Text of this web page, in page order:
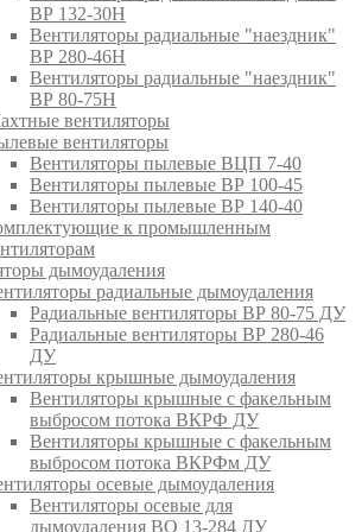
ВР 132-30Н
Вентиляторы радиальные "наездник"
ВР 280-46Н
Вентиляторы радиальные "наездник"
ВР 80-75Н
вентиляторы
вентиляторы
Вентиляторы пылевые ВЦП 7-40
Вентиляторы пылевые ВР 100-45
Вентиляторы пылевые ВР 140-40
к промышленным
дымоудаления
радиальные дымоудаления
Радиальные вентиляторы ВР 80-75 ДУ
Радиальные вентиляторы ВР 280-46
ДУ
крышные дымоудаления
Вентиляторы крышные с факельным
выбросом потока ВКРФ ДУ
Вентиляторы крышные с факельным
выбросом потока ВКРФм ДУ
осевые дымоудаления
Вентиляторы осевые для
дымоудаления ВО 13-284 ДУ